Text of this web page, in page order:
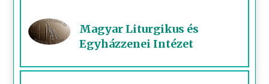
Magyar Liturgikus és
Egyházzenei Intézet